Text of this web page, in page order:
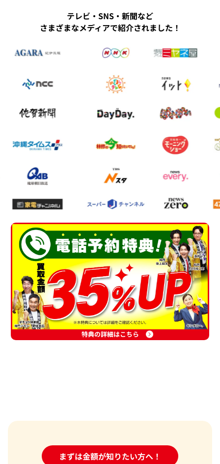
テレビ・SNS・新聞など
さまざまなメディアで紹介されました！
特典の詳細はこちら
まずは金額が知りたい方へ！
24時間受付中!問い合わせフォーム